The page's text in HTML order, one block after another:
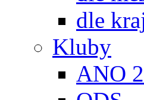
dle
Kluby
ANO